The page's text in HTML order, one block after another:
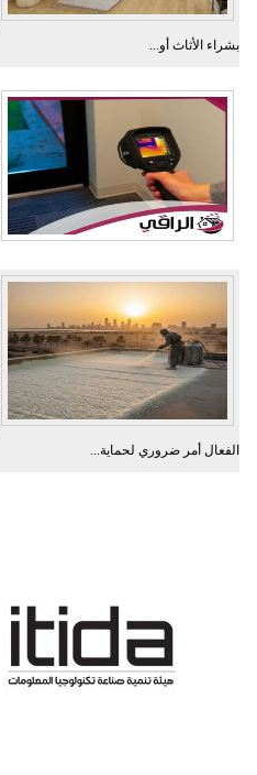
بشراء الأثاث أو...
الفعال أمر ضروري لحماية...